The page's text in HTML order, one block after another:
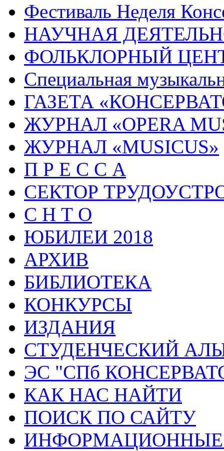
Фестиваль Неделя
НАУЧНАЯ
ФОЛЬКЛОРНЫЙ
Специальная
ГАЗЕТА
ЖУРНАЛ «OPERA
ЖУРНАЛ «MUSICUS»
П Р Е С С А
СЕКТОР
С Н Т О
ЮБИЛЕИ 2018
АРХИВ
БИБЛИОТЕКА
КОНКУРСЫ
ИЗДАНИЯ
СТУДЕНЧЕСКИЙ
ЭС "СПб
КАК НАС НАЙТИ
ПОИСК ПО САЙТУ
ИНФОРМАЦИОННЫЕ